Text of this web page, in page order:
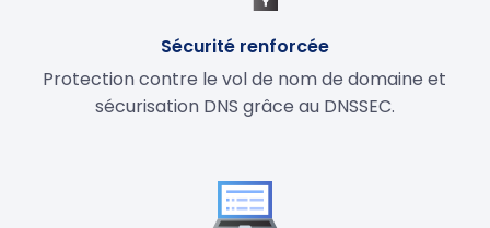
Sécurité renforcée
Protection contre le vol de nom de domaine et
sécurisation DNS grâce au DNSSEC.